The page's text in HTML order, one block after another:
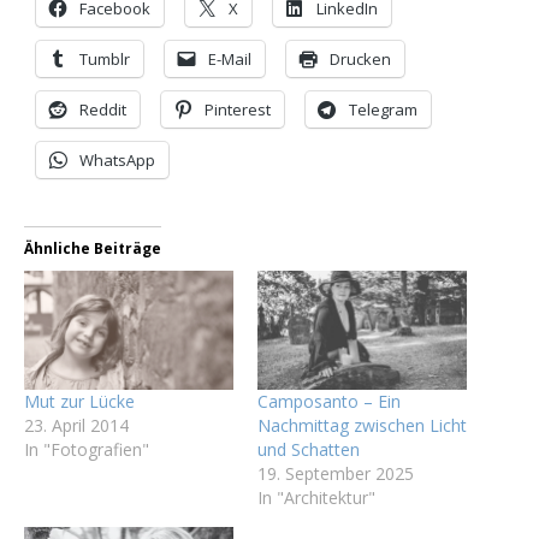
Facebook X LinkedIn
Tumblr E-Mail Drucken
Reddit Pinterest Telegram
WhatsApp
Ähnliche Beiträge
Mut zur Lücke
23. April 2014
In "Fotografien"
Camposanto – Ein
Nachmittag zwischen Licht
und Schatten
19. September 2025
In "Architektur"